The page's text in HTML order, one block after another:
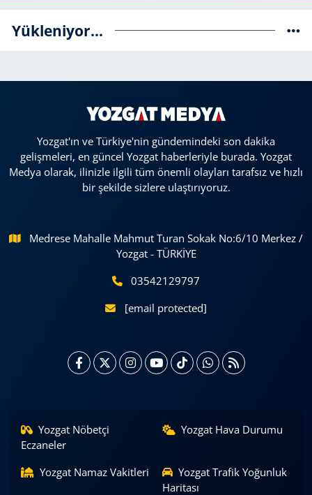
Yükleniyor...
Yozgat'ın ve Türkiye'nin gündemindeki son dakika
gelişmeleri, en güncel Yozgat haberleriyle burada. Yozgat
Medya olarak, ilinizle ilgili tüm önemli olayları tarafsız ve hızlı
bir şekilde sizlere ulaştırıyoruz.
Medrese Mahalle Mahmut Turan Sokak No:6/10 Merkez /
Yozgat - TÜRKİYE
03542129797
[email protected]
Yozgat Nöbetçi
Eczaneler
Yozgat Hava Durumu
Yozgat Namaz Vakitleri
Yozgat Trafik Yoğunluk
Haritası